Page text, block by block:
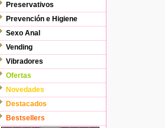
Preservativos
Prevención e Higiene
Sexo Anal
Vending
Vibradores
Ofertas
Novedades
Destacados
Bestsellers